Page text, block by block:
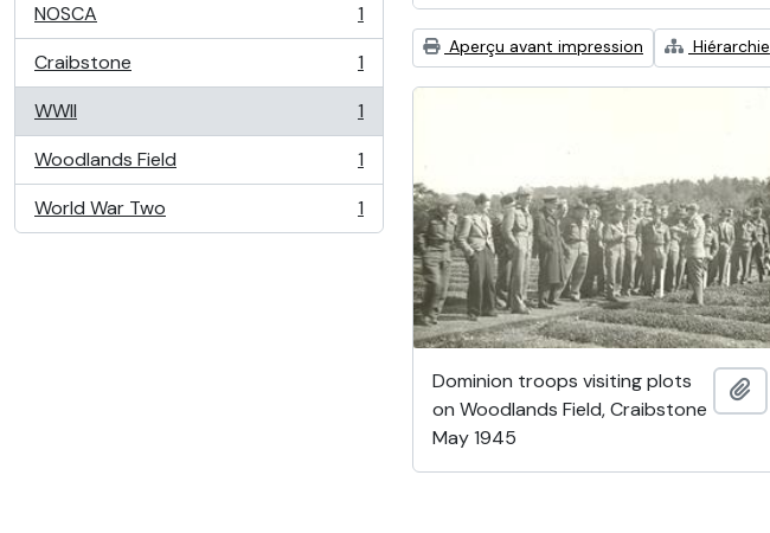
NOSCA
, 1 résultats
1
Craibstone
, 1 résultats
1
WWII
, 1 résultats
1
Woodlands Field
, 1 résultats
1
World War Two
, 1 résultats 1
Aperçu avant impression Hiérarchie
Dominion troops visiting plots
on Woodlands Field, Craibstone
May 1945